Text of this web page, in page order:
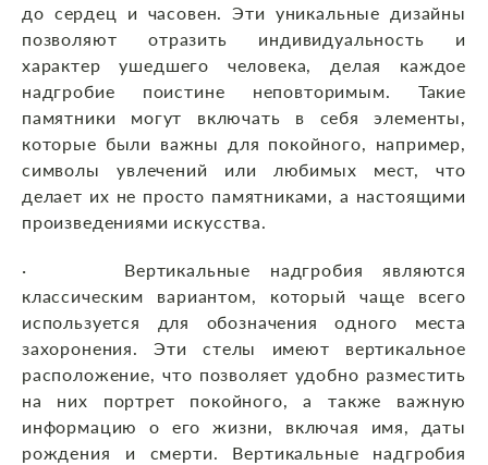
до сердец и часовен. Эти уникальные дизайны
позволяют отразить индивидуальность и
характер ушедшего человека, делая каждое
надгробие поистине неповторимым. Такие
памятники могут включать в себя элементы,
которые были важны для покойного, например,
символы увлечений или любимых мест, что
делает их не просто памятниками, а настоящими
произведениями искусства.
· Вертикальные надгробия являются
классическим вариантом, который чаще всего
используется для обозначения одного места
захоронения. Эти стелы имеют вертикальное
расположение, что позволяет удобно разместить
на них портрет покойного, а также важную
информацию о его жизни, включая имя, даты
рождения и смерти. Вертикальные надгробия